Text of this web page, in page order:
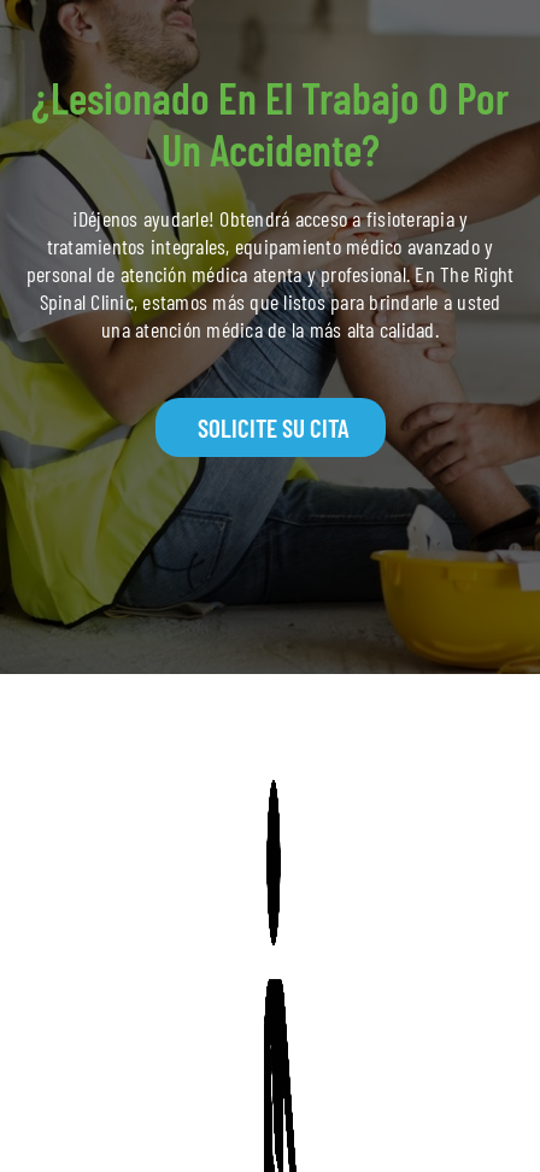
¿Lesionado En El Trabajo O Por
Un Accidente?
¡Déjenos ayudarle! Obtendrá acceso a fisioterapia y
tratamientos integrales, equipamiento médico avanzado y
personal de atención médica atenta y profesional. En The Right
Spinal Clinic, estamos más que listos para brindarle a usted
una atención médica de la más alta calidad.
SOLICITE SU CITA